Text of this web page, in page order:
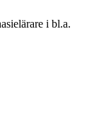
i bl.a.